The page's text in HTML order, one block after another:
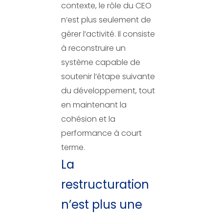
contexte, le rôle du CEO
n’est plus seulement de
gérer l’activité. Il consiste
à reconstruire un
système capable de
soutenir l’étape suivante
du développement, tout
en maintenant la
cohésion et la
performance à court
terme.
La
restructuration
n’est plus une